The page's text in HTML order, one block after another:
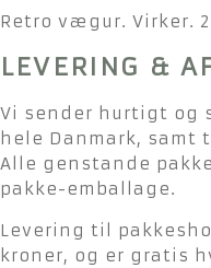
Retro vægur. Virker.
LEVERING &
Vi sender hurtigt og
hele Danmark, samt
Alle genstande
pakke-emballage.
Levering til
kroner, og er gratis